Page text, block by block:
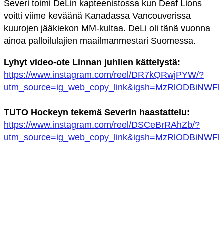
Severi toimi DeLin kapteenistossa kun Deaf Lions
voitti viime keväänä Kanadassa Vancouverissa
kuurojen jääkiekon MM-kultaa. DeLi oli tänä vuonna
ainoa palloilulajien maailmanmestari Suomessa.
Lyhyt video-ote Linnan juhlien kättelystä:
https://www.instagram.com/reel/DR7kQRwjPYW/?
TUTO Hockeyn tekemä Severin haastattelu:
https://www.instagram.com/reel/DSCeBrRAhZb/?